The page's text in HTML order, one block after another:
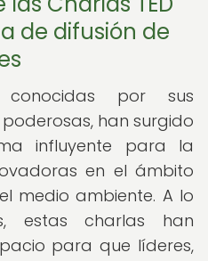
de difusión de
conocidas por sus
han surgido
influyente para la
en el ámbito
medio ambiente. A lo
estas charlas han
para que líderes,